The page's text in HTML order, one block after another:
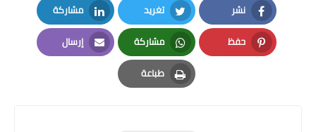
نشر
Facebook
تغريد
Twitter
مشاركة
LinkedIn
حفظ
Pinterest
مشاركة
Whatsapp
إرسال
Email
طباعة
Print